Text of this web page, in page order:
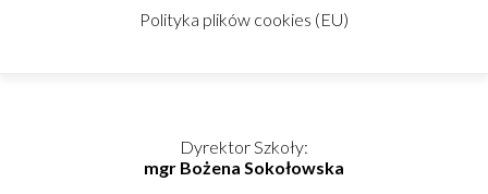
Polityka plików cookies (EU)
Dyrektor Szkoły:
mgr Bożena Sokołowska